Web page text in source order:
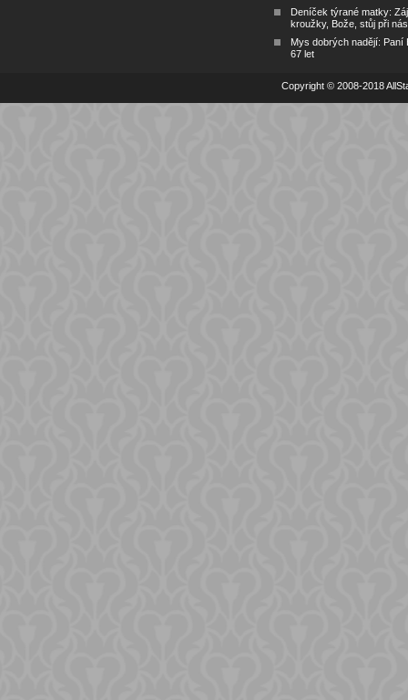
Deníček týrané matky:
kroužky, Bože, stůj při nás
Mys dobrých nadějí: Paní
67 let
Copyright © 2008-2018